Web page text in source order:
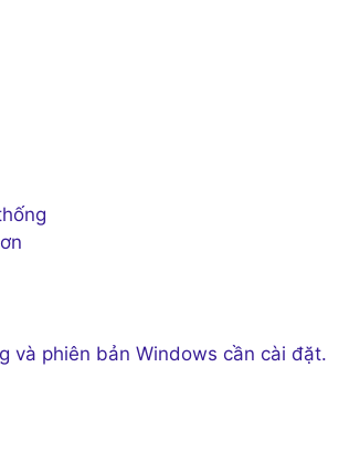
và phiên bản Windows cần cài đặt.